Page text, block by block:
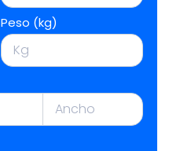
Peso (kg)